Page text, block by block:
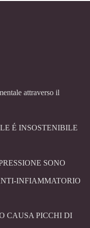
attraverso il
É INSOSTENIBILE
SONO
INFIAMMATORIO
CAUSA PICCHI DI